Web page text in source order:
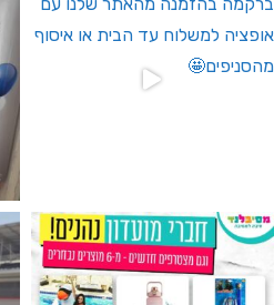
מין העובר רק במסיבלנד !! קיים